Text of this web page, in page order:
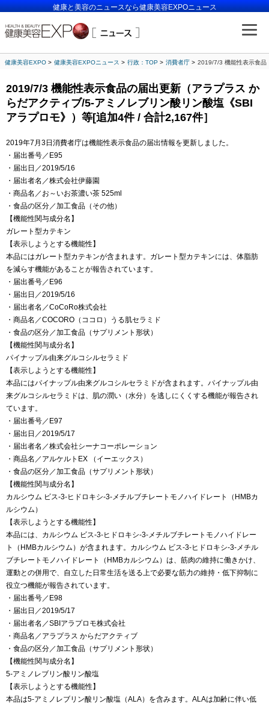
健康と美容のニュースなら健康美容EXPOニュース
健康美容EXPO 健康美容EXPOニュース 行政：TOP 消費者庁 2019/7/3 機能性表示食品
2019/7/3 機能性表示食品の届出更新（アラプラス か
らだアクティブ/5-アミノレブリン酸リン酸塩《SBI
アラプロモ》）等[追加4件 / 合計2,167件］
2019年7月3日消費者庁は機能性表示食品の届出情報を更新しました。
・届出番号／E95
・届出日／2019/5/16
・届出者名／株式会社伊藤園
・商品名／お～いお茶濃い茶 525ml
・食品の区分／加工食品（その他）
【機能性関与成分名】
ガレート型カテキン
【表示しようとする機能性】
本品にはガレート型カテキンが含まれます。ガレート型カテキンには、体脂肪
を減らす機能があることが報告されています。
・届出番号／E96
・届出日／2019/5/16
・届出者名／CoCoRo株式会社
・商品名／COCORO（ココロ）うる肌セラミド
・食品の区分／加工食品（サプリメント形状）
【機能性関与成分名】
パイナップル由来グルコシルセラミド
【表示しようとする機能性】
本品にはパイナップル由来グルコシルセラミドが含まれます。パイナップル由
来グルコシルセラミドは、肌の潤い（水分）を逃しにくくする機能が報告され
ています。
・届出番号／E97
・届出日／2019/5/17
・届出者名／株式会社シーナコーポレーション
・商品名／アルケルトEX （イーエックス）
・食品の区分／加工食品（サプリメント形状）
【機能性関与成分名】
カルシウム ビス-3-ヒドロキシ-3-メチルブチレートモノハイドレート（HMBカ
ルシウム）
【表示しようとする機能性】
本品には、カルシウム ビス-3-ヒドロキシ-3-メチルブチレートモノハイドレー
ト（HMBカルシウム）が含まれます。カルシウム ビス-3-ヒドロキシ-3-メチル
ブチレートモノハイドレート（HMBカルシウム）は、筋肉の維持に働きかけ、
運動との併用で、自立した日常生活を送る上で必要な筋力の維持・低下抑制に
役立つ機能が報告されています。
・届出番号／E98
・届出日／2019/5/17
・届出者名／SBIアラプロモ株式会社
・商品名／アラプラス からだアクティブ
・食品の区分／加工食品（サプリメント形状）
【機能性関与成分名】
5-アミノレブリン酸リン酸塩
【表示しようとする機能性】
本品は5-アミノレブリン酸リン酸塩（ALA）を含みます。ALAは加齢に伴い低